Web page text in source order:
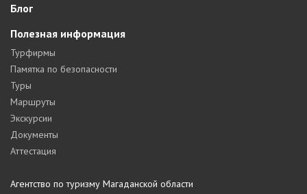
Блог
Полезная информация
Турфирмы
Памятка по безопасности
Туры
Маршруты
Экскурсии
Документы
Аттестация
Агентство по туризму Магаданской области